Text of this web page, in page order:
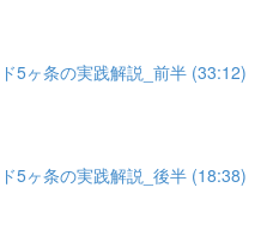
5ヶ条の実践解説_前半 (33:12)
5ヶ条の実践解説_後半 (18:38)